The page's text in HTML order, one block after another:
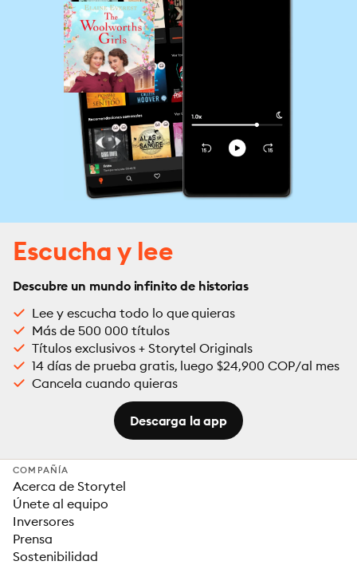
Escucha y lee
Descubre un mundo infinito de historias
Lee y escucha todo lo que quieras
Más de 500 000 títulos
Títulos exclusivos + Storytel Originals
14 días de prueba gratis, luego $24,900 COP/al mes
Cancela cuando quieras
Descarga la app
COMPAÑÍA
Acerca de Storytel
Únete al equipo
Inversores
Prensa
Sostenibilidad